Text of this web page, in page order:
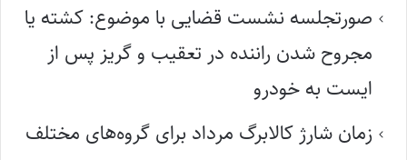
صورتجلسه نشست قضایی با موضوع: کشته یا
مجروح شدن راننده در تعقیب و گریز پس از
ایست به خودرو
زمان شارژ کالابرگ مرداد برای گروه‌های مختلف